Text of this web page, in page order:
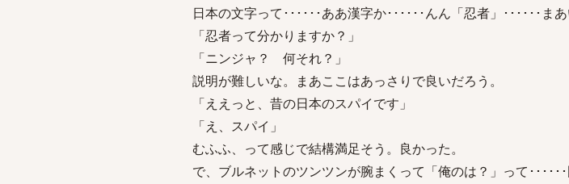
日本の文字って･･････ああ漢字か･･････んん「忍者」･･････まあ
「忍者って分かりますか？」
「ニンジャ？ 何それ？」
説明が難しいな。まあここはあっさりで良いだろう。
「ええっと、昔の日本のスパイです」
「え、スパイ」
むふふ、って感じで結構満足そう。良かった。
で、ブルネットのツンツンが腕まくって「俺のは？」って･･････